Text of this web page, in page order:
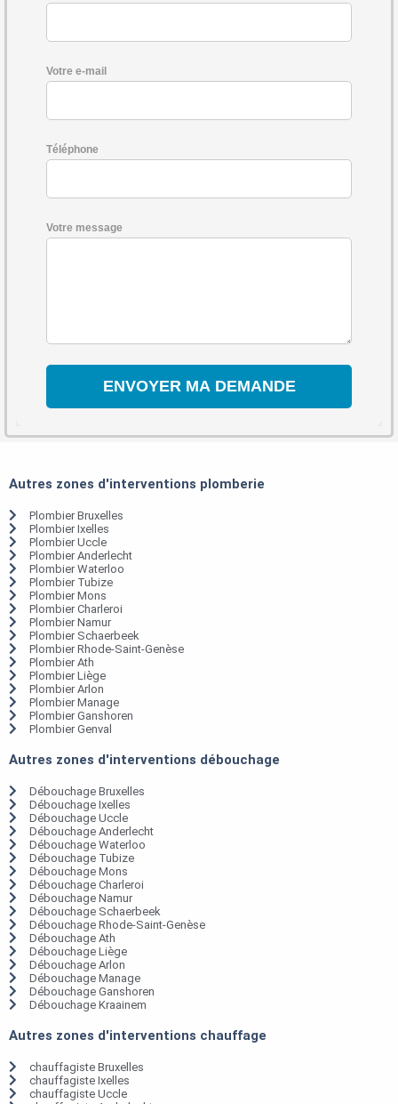
Votre e-mail
Téléphone
Votre message
Autres zones d'interventions plomberie
Plombier Bruxelles
Plombier Ixelles
Plombier Uccle
Plombier Anderlecht
Plombier Waterloo
Plombier Tubize
Plombier Mons
Plombier Charleroi
Plombier Namur
Plombier Schaerbeek
Plombier Rhode-Saint-Genèse
Plombier Ath
Plombier Liège
Plombier Arlon
Plombier Manage
Plombier Ganshoren
Plombier Genval
Autres zones d'interventions débouchage
Débouchage Bruxelles
Débouchage Ixelles
Débouchage Uccle
Débouchage Anderlecht
Débouchage Waterloo
Débouchage Tubize
Débouchage Mons
Débouchage Charleroi
Débouchage Namur
Débouchage Schaerbeek
Débouchage Rhode-Saint-Genèse
Débouchage Ath
Débouchage Liège
Débouchage Arlon
Débouchage Manage
Débouchage Ganshoren
Débouchage Kraainem
Autres zones d'interventions chauffage
chauffagiste Bruxelles
chauffagiste Ixelles
chauffagiste Uccle